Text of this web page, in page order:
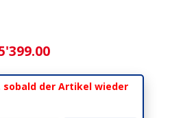
Aktueller
ist:
CHF5'399.00.
sobald der Artikel wieder